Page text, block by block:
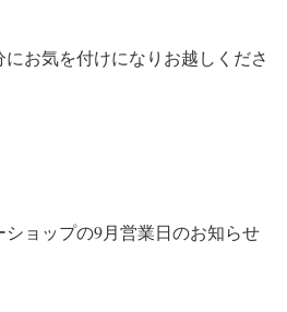
お気を付けになりお越しくださ
ョップの9月営業日のお知らせ